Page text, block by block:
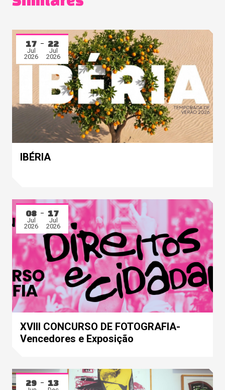
17
Jul
2026
22
Jul
2026
IBÉRIA
08
Jul
2026
17
Jul
2026
XVIII CONCURSO DE FOTOGRAFIA-
Vencedores e Exposição
29 13